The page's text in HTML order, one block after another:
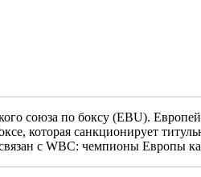
союза по боксу (EBU).
которая санкционирует
с WBC: чемпионы Европы